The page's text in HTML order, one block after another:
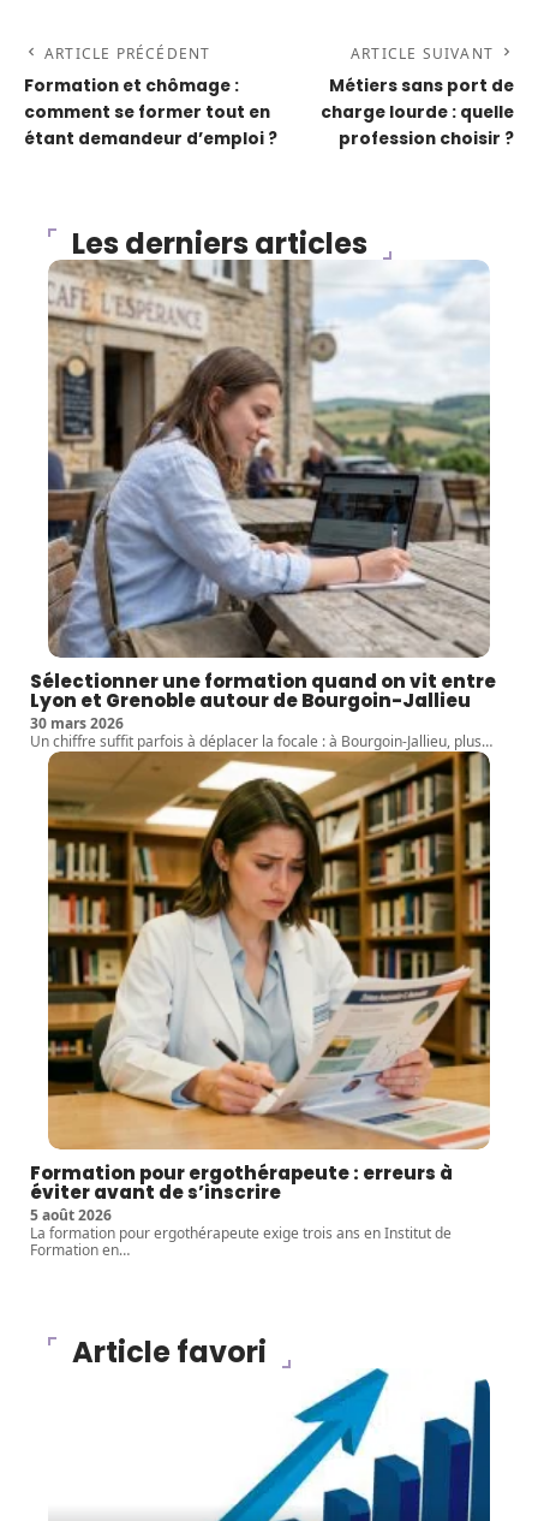
ARTICLE PRÉCÉDENT
Formation et chômage :
comment se former tout en
étant demandeur d’emploi ?
ARTICLE SUIVANT
Métiers sans port de
charge lourde : quelle
profession choisir ?
Les derniers articles
Sélectionner une formation quand on vit entre
Lyon et Grenoble autour de Bourgoin-Jallieu
30 mars 2026
Un chiffre suffit parfois à déplacer la focale : à Bourgoin-Jallieu, plus…
Formation pour ergothérapeute : erreurs à
éviter avant de s’inscrire
5 août 2026
La formation pour ergothérapeute exige trois ans en Institut de
Formation en…
Article favori